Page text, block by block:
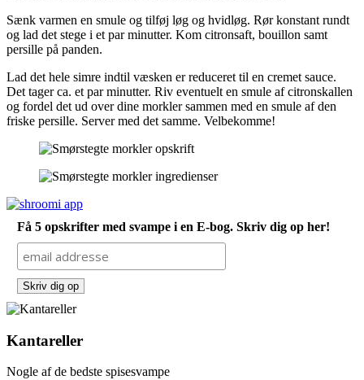
Sænk varmen en smule og tilføj løg og hvidløg. Rør konstant rundt
og lad det stege i et par minutter. Kom citronsaft, bouillon samt
persille på panden.
Lad det hele simre indtil væsken er reduceret til en cremet sauce.
Det tager ca. et par minutter. Riv eventuelt en smule af citronskallen
og fordel det ud over dine morkler sammen med en smule af den
friske persille. Server med det samme. Velbekomme!
Få 5 opskrifter med svampe i en E-bog. Skriv dig op her!
Kantareller
Nogle af de bedste spisesvampe